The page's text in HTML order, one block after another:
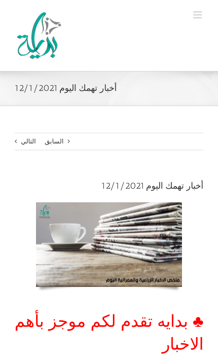
أخبار تهمك اليوم 12/1/2021
السابق التالي
أخبار تهمك اليوم 12/1/2021
♣ بدايه تقدم لكم موجز بأهم
الاخبار